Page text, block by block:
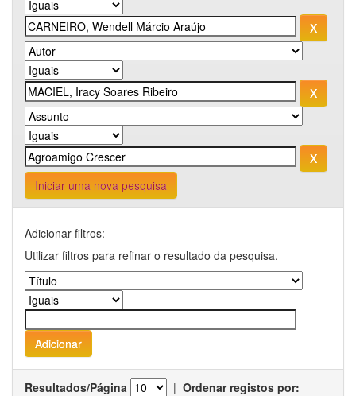
Iniciar uma nova pesquisa
Adicionar filtros:
Utilizar filtros para refinar o resultado da pesquisa.
Resultados/Página | Ordenar registos por: